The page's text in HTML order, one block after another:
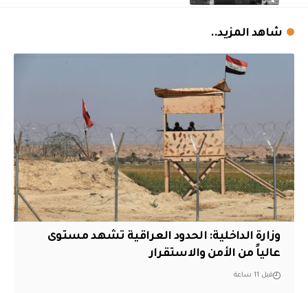
شاهد المزيد..
وزارة الداخلية: الحدود العراقية تشهد مستوى
عالياً من الأمن والاستقرار
قبل 11 ساعة